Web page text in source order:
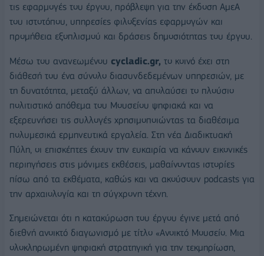
τις εφαρμογές του έργου, πρόβλεψη για την έκδοση ΑμεΑ
του ιστοτόπου, υπηρεσίες φιλοξενίας εφαρμογών και
προμήθεια εξοπλισμού και δράσεις δημοσιότητας του έργου.
Μέσω του ανανεωμένου cycladic.gr, το κοινό έχει στη
διάθεσή του ένα σύνολο διασυνδεδεμένων υπηρεσιών, με
τη δυνατότητα, μεταξύ άλλων, να απολαύσει το πλούσιο
πολιτιστικό απόθεμα του Μουσείου ψηφιακά και να
εξερευνήσει τις συλλογές χρησιμοποιώντας τα διαθέσιμα
πολυμεσικά ερμηνευτικά εργαλεία. Στη νέα Διαδικτυακή
Πύλη, οι επισκέπτες έχουν την ευκαιρία να κάνουν εικονικές
περιηγήσεις στις μόνιμες εκθέσεις, μαθαίνοντας ιστορίες
πίσω από τα εκθέματα, καθώς και να ακούσουν podcasts για
την αρχαιολογία και τη σύγχρονη τέχνη.
Σημειώνεται ότι η κατακύρωση του έργου έγινε μετά από
διεθνή ανοικτό διαγωνισμό με τίτλο «Ανοικτό Μουσείο. Μια
ολοκληρωμένη ψηφιακή στρατηγική για την τεκμηρίωση,